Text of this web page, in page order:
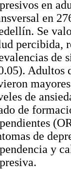
en
en
Se
percibida,
de
Adultos
de
de
de
y